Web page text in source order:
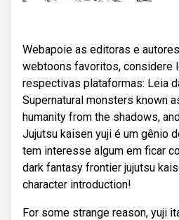
Webapoie as editoras e
webtoons favoritos, considere
respectivas plataformas: Leia
Supernatural monsters known
humanity from the shadows,
Jujutsu kaisen yuji é um gênio
tem interesse algum em ficar
dark fantasy frontier jujutsu
character introduction!
For some strange reason, yuji